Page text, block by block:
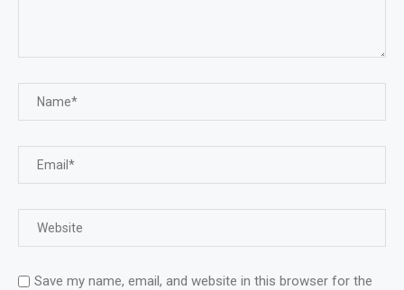
Save my name, email, and website in this browser for the